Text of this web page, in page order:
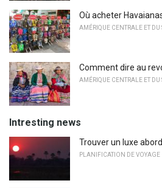
Où acheter
AMÉRIQUE CENTRALE ET DU
Comment dire au
AMÉRIQUE CENTRALE ET DU
Intresting news
Trouver un luxe
PLANIFICATION DE VOYAGE